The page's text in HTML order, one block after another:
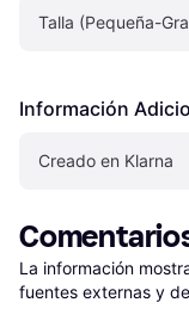
Talla (Pequeña-
Información
Creado en Klarna
La información
fuentes externas y